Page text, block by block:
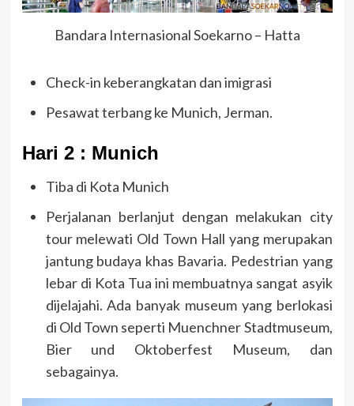
Bandara Internasional Soekarno – Hatta
Check-in keberangkatan dan imigrasi
Pesawat terbang ke Munich, Jerman.
Hari 2 : Munich
Tiba di Kota Munich
Perjalanan berlanjut dengan melakukan city
tour melewati Old Town Hall yang merupakan
jantung budaya khas Bavaria. Pedestrian yang
lebar di Kota Tua ini membuatnya sangat asyik
dijelajahi. Ada banyak museum yang berlokasi
di Old Town seperti Muenchner Stadtmuseum,
Bier und Oktoberfest Museum, dan
sebagainya.